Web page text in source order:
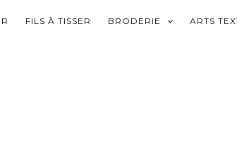
FILS À TISSER BRODERIE ARTS